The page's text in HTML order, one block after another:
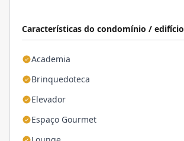
Características do condomínio / edifício
Academia
Brinquedoteca
Elevador
Espaço Gourmet